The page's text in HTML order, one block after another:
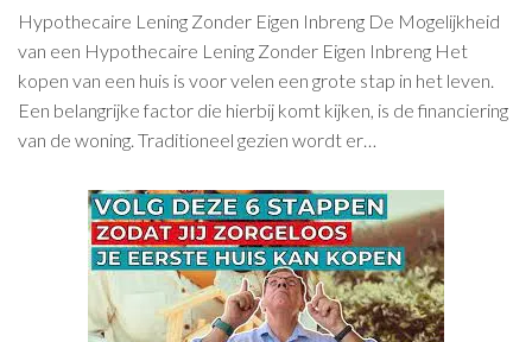
Hypothecaire Lening Zonder Eigen Inbreng De Mogelijkheid
van een Hypothecaire Lening Zonder Eigen Inbreng Het
kopen van een huis is voor velen een grote stap in het leven.
Een belangrijke factor die hierbij komt kijken, is de financiering
van de woning. Traditioneel gezien wordt er…